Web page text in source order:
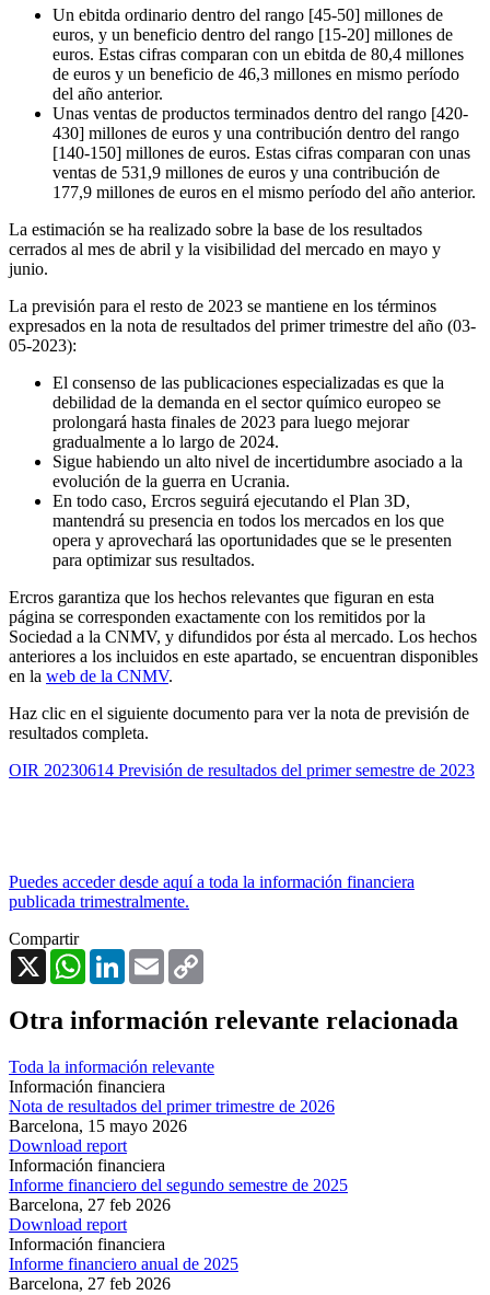
Un ebitda ordinario dentro del rango [45-50] millones de
euros, y un beneficio dentro del rango [15-20] millones de
euros. Estas cifras comparan con un ebitda de 80,4 millones
de euros y un beneficio de 46,3 millones en mismo período
del año anterior.
Unas ventas de productos terminados dentro del rango [420-
430] millones de euros y una contribución dentro del rango
[140-150] millones de euros. Estas cifras comparan con unas
ventas de 531,9 millones de euros y una contribución de
177,9 millones de euros en el mismo período del año anterior.
La estimación se ha realizado sobre la base de los resultados
cerrados al mes de abril y la visibilidad del mercado en mayo y
junio.
La previsión para el resto de 2023 se mantiene en los términos
expresados en la nota de resultados del primer trimestre del año (03-
05-2023):
El consenso de las publicaciones especializadas es que la
debilidad de la demanda en el sector químico europeo se
prolongará hasta finales de 2023 para luego mejorar
gradualmente a lo largo de 2024.
Sigue habiendo un alto nivel de incertidumbre asociado a la
evolución de la guerra en Ucrania.
En todo caso, Ercros seguirá ejecutando el Plan 3D,
mantendrá su presencia en todos los mercados en los que
opera y aprovechará las oportunidades que se le presenten
para optimizar sus resultados.
Ercros garantiza que los hechos relevantes que figuran en esta
página se corresponden exactamente con los remitidos por la
Sociedad a la CNMV, y difundidos por ésta al mercado. Los hechos
anteriores a los incluidos en este apartado, se encuentran disponibles
en la web de la CNMV.
Haz clic en el siguiente documento para ver la nota de previsión de
resultados completa.
OIR 20230614 Previsión de resultados del primer semestre de 2023
Puedes acceder desde aquí a toda la información financiera
publicada trimestralmente.
Compartir
X
WhatsAppLinkedInEmail
Otra información relevante relacionada
Toda la información relevante
Información financiera
Nota de resultados del primer trimestre de 2026
Barcelona, 15 mayo 2026
Download report
Información financiera
Informe financiero del segundo semestre de 2025
Barcelona, 27 feb 2026
Download report
Información financiera
Informe financiero anual de 2025
Barcelona, 27 feb 2026